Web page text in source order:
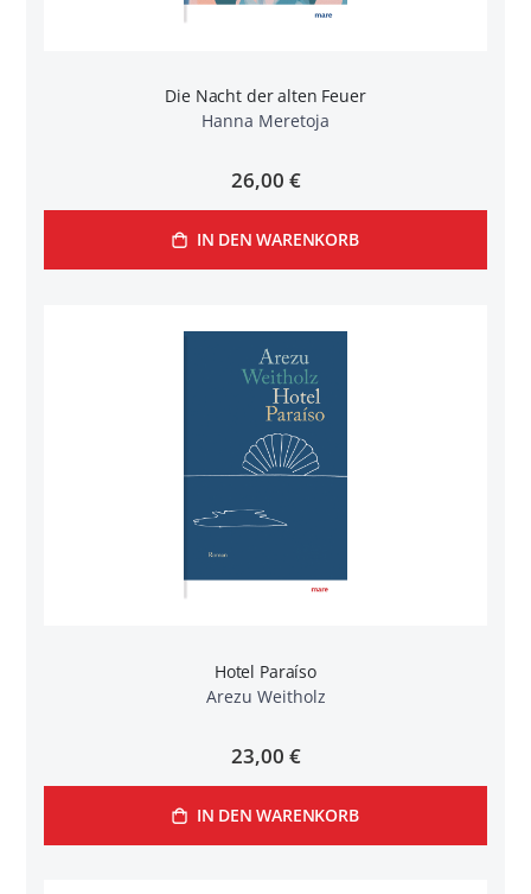
Die Nacht der alten Feuer
Hanna Meretoja
26,00 €
IN DEN WARENKORB
Hotel Paraíso
Arezu Weitholz
23,00 €
IN DEN WARENKORB